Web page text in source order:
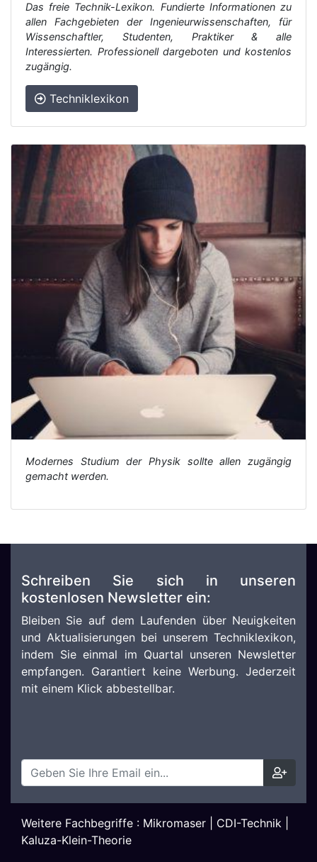
Das freie Technik-Lexikon. Fundierte Informationen zu
allen Fachgebieten der Ingenieurwissenschaften, für
Wissenschaftler, Studenten, Praktiker & alle
Interessierten. Professionell dargeboten und kostenlos
zugängig.
Techniklexikon
Modernes Studium der Physik sollte allen zugängig
gemacht werden.
Schreiben Sie sich in unseren
kostenlosen Newsletter ein:
Bleiben Sie auf dem Laufenden über Neuigkeiten
und Aktualisierungen bei unserem Techniklexikon,
indem Sie einmal im Quartal unseren Newsletter
empfangen. Garantiert keine Werbung. Jederzeit
mit einem Klick abbestellbar.
Weitere Fachbegriffe : Mikromaser CDI-Technik
Kaluza-Klein-Theorie